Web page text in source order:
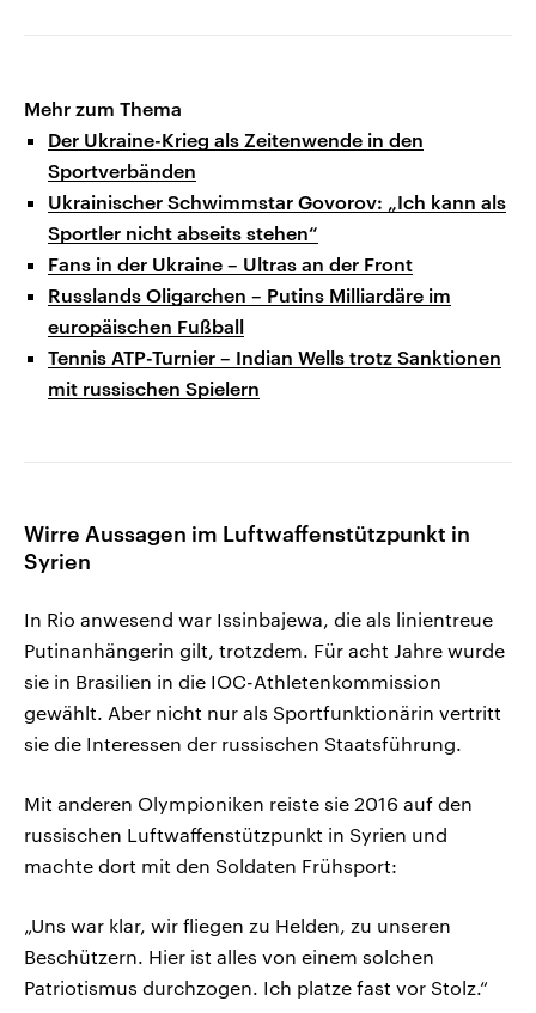
Mehr zum Thema
Der Ukraine-Krieg als Zeitenwende in den
Sportverbänden
Ukrainischer Schwimmstar Govorov: „Ich kann als
Sportler nicht abseits stehen“
Fans in der Ukraine – Ultras an der Front
Russlands Oligarchen – Putins Milliardäre im
europäischen Fußball
Tennis ATP-Turnier – Indian Wells trotz Sanktionen
mit russischen Spielern
Wirre Aussagen im Luftwaffenstützpunkt in
Syrien
In Rio anwesend war Issinbajewa, die als linientreue
Putinanhängerin gilt, trotzdem. Für acht Jahre wurde
sie in Brasilien in die IOC-Athletenkommission
gewählt. Aber nicht nur als Sportfunktionärin vertritt
sie die Interessen der russischen Staatsführung.
Mit anderen Olympioniken reiste sie 2016 auf den
russischen Luftwaffenstützpunkt in Syrien und
machte dort mit den Soldaten Frühsport:
„Uns war klar, wir fliegen zu Helden, zu unseren
Beschützern. Hier ist alles von einem solchen
Patriotismus durchzogen. Ich platze fast vor Stolz.“